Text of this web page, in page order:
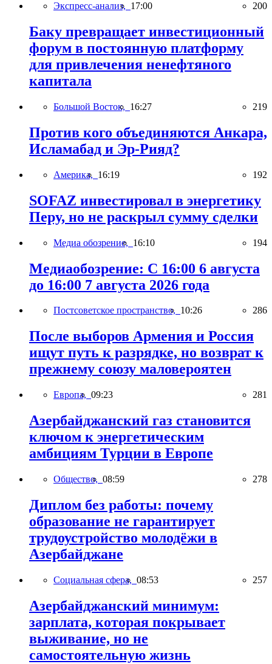
Экспресс-анализ, 17:00 200
Баку превращает инвестиционный
форум в постоянную платформу
для привлечения ненефтяного
капитала
Большой Восток, 16:27 219
Против кого объединяются Анкара,
Исламабад и Эр-Рияд?
Америка, 16:19 192
SOFAZ инвестировал в энергетику
Перу, но не раскрыл сумму сделки
Медиа обозрение, 16:10 194
Медиаобозрение: С 16:00 6 августа
до 16:00 7 августа 2026 года
Постсоветское пространство, 10:26 286
После выборов Армения и Россия
ищут путь к разрядке, но возврат к
прежнему союзу маловероятен
Европа, 09:23 281
Азербайджанский газ становится
ключом к энергетическим
амбициям Турции в Европе
Общество, 08:59 278
Диплом без работы: почему
образование не гарантирует
трудоустройство молодёжи в
Азербайджане
Социальная сфера, 08:53 257
Азербайджанский минимум:
зарплата, которая покрывает
выживание, но не
самостоятельную жизнь